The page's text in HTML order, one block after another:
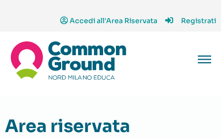
Accedi all'Area Riservata Registrati
Area riservata